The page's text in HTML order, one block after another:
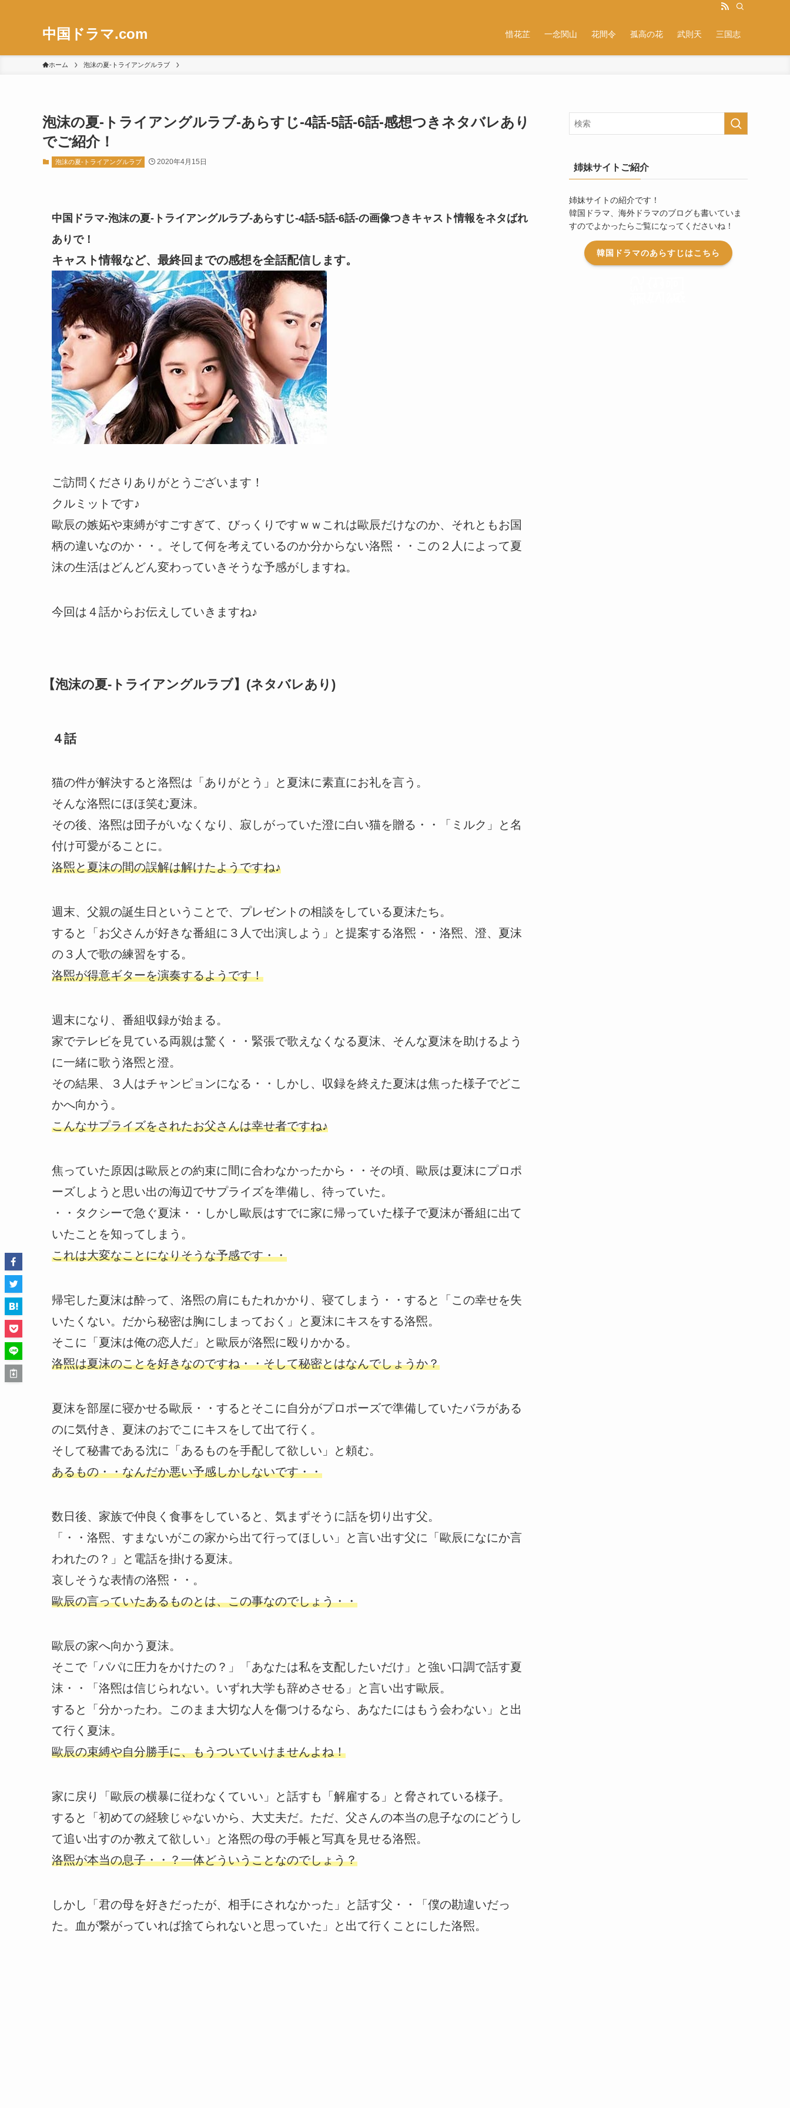
中国ドラマ.com 惜花芷 一念関山 花間令 孤高の花 武則天 三国志
ホーム 泡沫の夏-トライアングルラブ
泡沫の夏-トライアングルラブ-あらすじ-4話-5話-6話-感想つきネタバレあり
でご紹介！
泡沫の夏-トライアングルラブ 2020年4月15日
中国ドラマ-泡沫の夏-トライアングルラブ-あらすじ-4話-5話-6話-の画像つきキャスト情報をネタばれ
ありで！
キャスト情報など、最終回までの感想を全話配信します。
ご訪問くださりありがとうございます！
クルミットです♪
歐辰の嫉妬や束縛がすごすぎて、びっくりですｗｗこれは歐辰だけなのか、それともお国
柄の違いなのか・・。そして何を考えているのか分からない洛煕・・この２人によって夏
沫の生活はどんどん変わっていきそうな予感がしますね。
今回は４話からお伝えしていきますね♪
【泡沫の夏-トライアングルラブ】(ネタバレあり)
４話
猫の件が解決すると洛煕は「ありがとう」と夏沫に素直にお礼を言う。
そんな洛煕にほほ笑む夏沫。
その後、洛煕は団子がいなくなり、寂しがっていた澄に白い猫を贈る・・「ミルク」と名
付け可愛がることに。
洛煕と夏沫の間の誤解は解けたようですね♪
週末、父親の誕生日ということで、プレゼントの相談をしている夏沫たち。
すると「お父さんが好きな番組に３人で出演しよう」と提案する洛煕・・洛煕、澄、夏沫
の３人で歌の練習をする。
洛煕が得意ギターを演奏するようです！
週末になり、番組収録が始まる。
家でテレビを見ている両親は驚く・・緊張で歌えなくなる夏沫、そんな夏沫を助けるよう
に一緒に歌う洛煕と澄。
その結果、３人はチャンピョンになる・・しかし、収録を終えた夏沫は焦った様子でどこ
かへ向かう。
こんなサプライズをされたお父さんは幸せ者ですね♪
焦っていた原因は歐辰との約束に間に合わなかったから・・その頃、歐辰は夏沫にプロポ
ーズしようと思い出の海辺でサプライズを準備し、待っていた。
・・タクシーで急ぐ夏沫・・しかし歐辰はすでに家に帰っていた様子で夏沫が番組に出て
いたことを知ってしまう。
これは大変なことになりそうな予感です・・
帰宅した夏沫は酔って、洛煕の肩にもたれかかり、寝てしまう・・すると「この幸せを失
いたくない。だから秘密は胸にしまっておく」と夏沫にキスをする洛煕。
そこに「夏沫は俺の恋人だ」と歐辰が洛煕に殴りかかる。
洛煕は夏沫のことを好きなのですね・・そして秘密とはなんでしょうか？
夏沫を部屋に寝かせる歐辰・・するとそこに自分がプロポーズで準備していたバラがある
のに気付き、夏沫のおでこにキスをして出て行く。
そして秘書である沈に「あるものを手配して欲しい」と頼む。
あるもの・・なんだか悪い予感しかしないです・・
数日後、家族で仲良く食事をしていると、気まずそうに話を切り出す父。
「・・洛煕、すまないがこの家から出て行ってほしい」と言い出す父に「歐辰になにか言
われたの？」と電話を掛ける夏沫。
哀しそうな表情の洛煕・・。
歐辰の言っていたあるものとは、この事なのでしょう・・
歐辰の家へ向かう夏沫。
そこで「パパに圧力をかけたの？」「あなたは私を支配したいだけ」と強い口調で話す夏
沫・・「洛煕は信じられない。いずれ大学も辞めさせる」と言い出す歐辰。
すると「分かったわ。このまま大切な人を傷つけるなら、あなたにはもう会わない」と出
て行く夏沫。
歐辰の束縛や自分勝手に、もうついていけませんよね！
家に戻り「歐辰の横暴に従わなくていい」と話すも「解雇する」と脅されている様子。
すると「初めての経験じゃないから、大丈夫だ。ただ、父さんの本当の息子なのにどうし
て追い出すのか教えて欲しい」と洛煕の母の手帳と写真を見せる洛煕。
洛煕が本当の息子・・？一体どういうことなのでしょう？
しかし「君の母を好きだったが、相手にされなかった」と話す父・・「僕の勘違いだっ
た。血が繋がっていれば捨てられないと思っていた」と出て行くことにした洛煕。
姉妹サイトご紹介
姉妹サイトの紹介です！
韓国ドラマ、海外ドラマのブログも書いていま
すのでよかったらご覧になってくださいね！
韓国ドラマのあらすじはこちら